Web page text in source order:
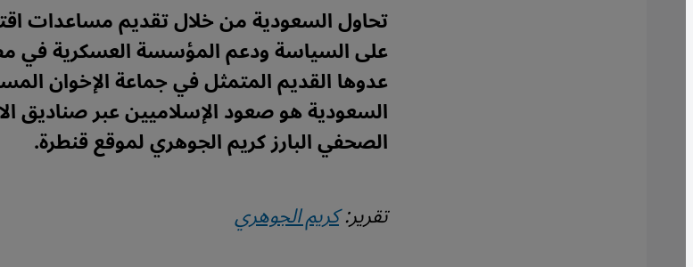
تحاول السعودية من خلال تقديم مساعدات
على السياسة ودعم المؤسسة العسكرية في
عدوها القديم المتمثل في جماعة الإخوان
السعودية هو صعود الإسلاميين عبر صناديق
الصحفي البارز كريم الجوهري لموقع قنطرة.
تقرير:كريم الجوهري